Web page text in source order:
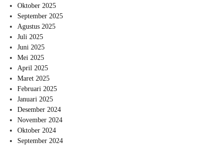
Oktober 2025
September 2025
Agustus 2025
Juli 2025
Juni 2025
Mei 2025
April 2025
Maret 2025
Februari 2025
Januari 2025
Desember 2024
November 2024
Oktober 2024
September 2024